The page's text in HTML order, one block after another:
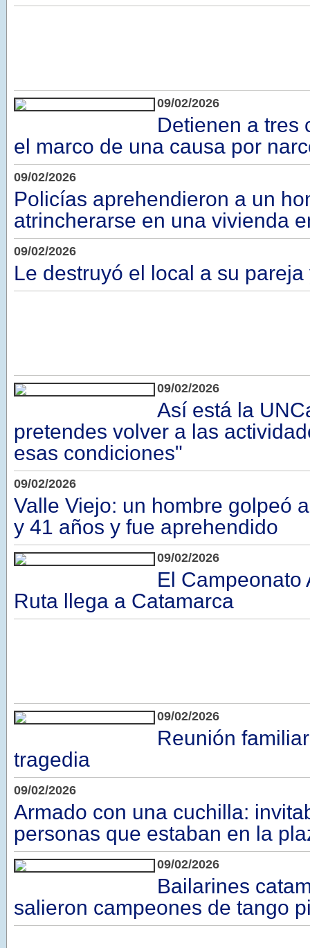
09/02/2026
Detienen a tres
el marco de una causa por
09/02/2026
Policías aprehendieron a un
atrincherarse en una vivienda
09/02/2026
Le destruyó el local a su
09/02/2026
Así está la
pretendes volver a las
esas condiciones"
09/02/2026
Valle Viejo: un hombre golpeó
y 41 años y fue aprehendido
09/02/2026
El Campeonato
Ruta llega a Catamarca
09/02/2026
Reunión
tragedia
09/02/2026
Armado con una cuchilla:
personas que estaban en la
09/02/2026
Bailarines
salieron campeones de tango